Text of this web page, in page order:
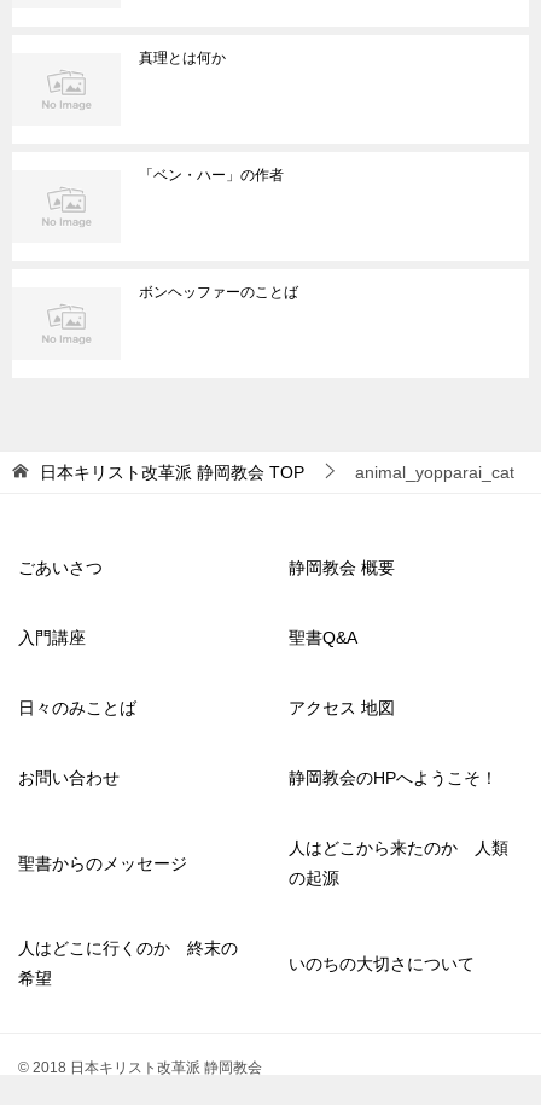
真理とは何か
「ベン・ハー」の作者
ボンヘッファーのことば
日本キリスト改革派 静岡教会 TOP animal_yopparai_cat
ごあいさつ 静岡教会 概要
入門講座 聖書Q&A
日々のみことば アクセス 地図
お問い合わせ 静岡教会のHPへようこそ！
聖書からのメッセージ
人はどこから来たのか 人類
の起源
人はどこに行くのか 終末の
希望
いのちの大切さについて
© 2018 日本キリスト改革派 静岡教会